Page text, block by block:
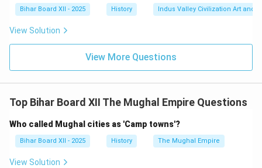
Bihar Board XII - 2025 History Indus Valley Civilization Art and
View Solution
View More Questions
Top Bihar Board XII The Mughal Empire Questions
Who called Mughal cities as 'Camp towns'?
Bihar Board XII - 2025 History The Mughal Empire
View Solution